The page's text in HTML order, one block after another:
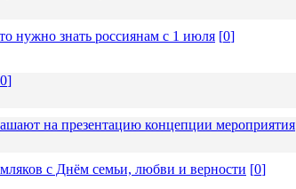
нужно знать россиянам с 1 июля [0]
0]
на презентацию концепции мероприятия
с Днём семьи, любви и верности [0]